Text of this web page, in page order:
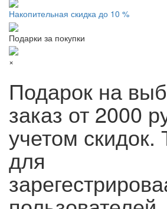
Накопительная скидка до 10 %
Подарки за покупки
×
Подарок на
заказ от 2000
учетом скидок.
для